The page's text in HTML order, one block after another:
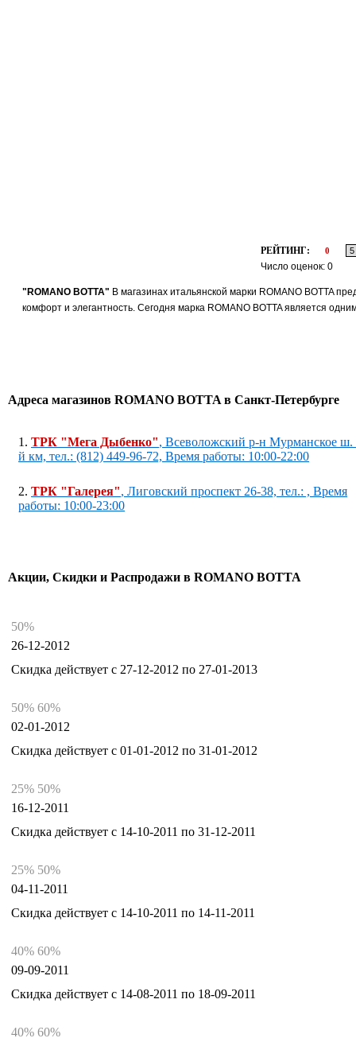
РЕЙТИНГ: 0
Число оценок: 0
"ROMANO BOTTA" В магазинах итальянской марки ROMANO BOTTA
комфорт и элегантность. Сегодня марка ROMANO BOTTA является
Адреса магазинов ROMANO BOTTA в Санкт-Петербурге
1. ТРК "Мега Дыбенко", Всеволожский р-н Мурманское ш.
й км, тел.: (812) 449-96-72, Время работы: 10:00-22:00
2. ТРК "Галерея", Лиговский проспект 26-38, тел.: , Время
работы: 10:00-23:00
Акции, Скидки и Распродажи в ROMANO BOTTA
50%
26-12-2012
Скидка действует с 27-12-2012 по 27-01-2013
50% 60%
02-01-2012
Скидка действует с 01-01-2012 по 31-01-2012
25% 50%
16-12-2011
Скидка действует с 14-10-2011 по 31-12-2011
25% 50%
04-11-2011
Скидка действует с 14-10-2011 по 14-11-2011
40% 60%
09-09-2011
Скидка действует с 14-08-2011 по 18-09-2011
40% 60%